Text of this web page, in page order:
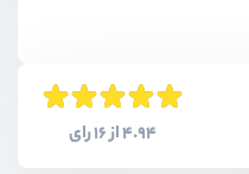
4.94 از 16 رای